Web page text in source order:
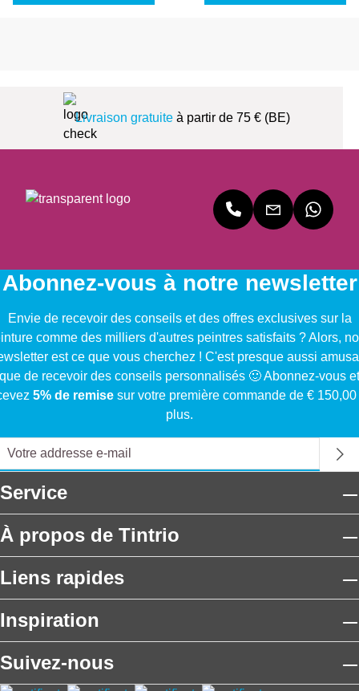
Livraison gratuiteà partir de 75 € (BE)
Abonnez-vous à notre newsletter
Envie de recevoir des conseils et des offres exclusives sur la
comme des milliers d'autres peintres satisfaits ? Alors,
est ce que vous cherchez ! C'est presque aussi
que de recevoir des conseils personnalisés 🙂 Abonnez-vous et
5% de remise sur votre première commande de € 150,00
plus.
Service
À propos de Tintrio
Liens rapides
Inspiration
Suivez-nous